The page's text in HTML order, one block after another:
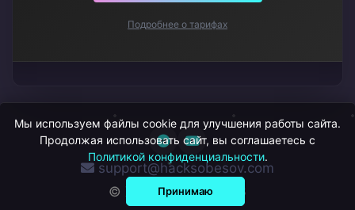
Подробнее о тарифах
© ХакСобесов, 2026
support@hacksobesov.com
Мы используем файлы cookie для улучшения работы сайта.
Продолжая использовать сайт, вы соглашаетесь с
Политикой конфиденциальности.
Принимаю